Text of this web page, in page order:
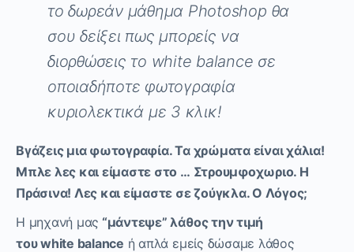
τοδωρεάν μάθημα Photoshop θα
σου δείξει πως μπορείς να
διορθώσεις το white balance σε
οποιαδήποτε φωτογραφία
κυριολεκτικά με 3 κλικ!
Βγάζεις μια φωτογραφία. Τα χρώματα είναι χάλια!
Μπλε λες και είμαστε στο … Στρουμφοχωριο. Η
Πράσινα! Λες και είμαστε σε ζούγκλα. Ο Λόγος;
Η μηχανή μας “μάντεψε” λάθος την τιμή
του white balance ή απλά εμείς δώσαμε λάθος